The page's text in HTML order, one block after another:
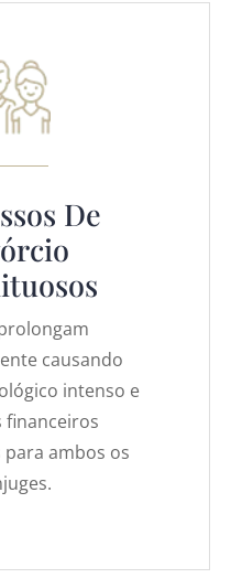
De
causando
intenso e
financeiros
ambos os